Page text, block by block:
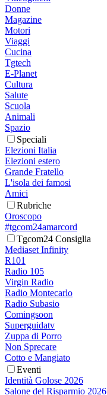
Donne
Magazine
Motori
Viaggi
Cucina
Tgtech
E-Planet
Cultura
Salute
Scuola
Animali
Spazio
Speciali
Elezioni Italia
Elezioni estero
Grande Fratello
L'isola dei famosi
Amici
Rubriche
Oroscopo
#tgcom24amarcord
Tgcom24 Consiglia
Mediaset Infinity
R101
Radio 105
Virgin Radio
Radio Montecarlo
Radio Subasio
Comingsoon
Superguidatv
Zuppa di Porro
Non Sprecare
Cotto e Mangiato
Eventi
Identità Golose 2026
Salone del Risparmio 2026